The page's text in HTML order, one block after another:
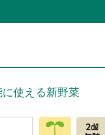
使える新野菜